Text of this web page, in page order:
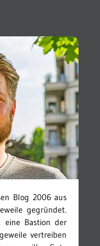
Blog 2006 aus
gegründet.
eine Bastion der
vertreiben